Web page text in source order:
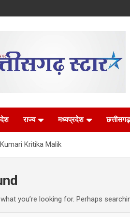
Star
राज्य मध्यप्रदेश छत्तीसगढ़
Kritika Malik
you’re looking for. Perhaps